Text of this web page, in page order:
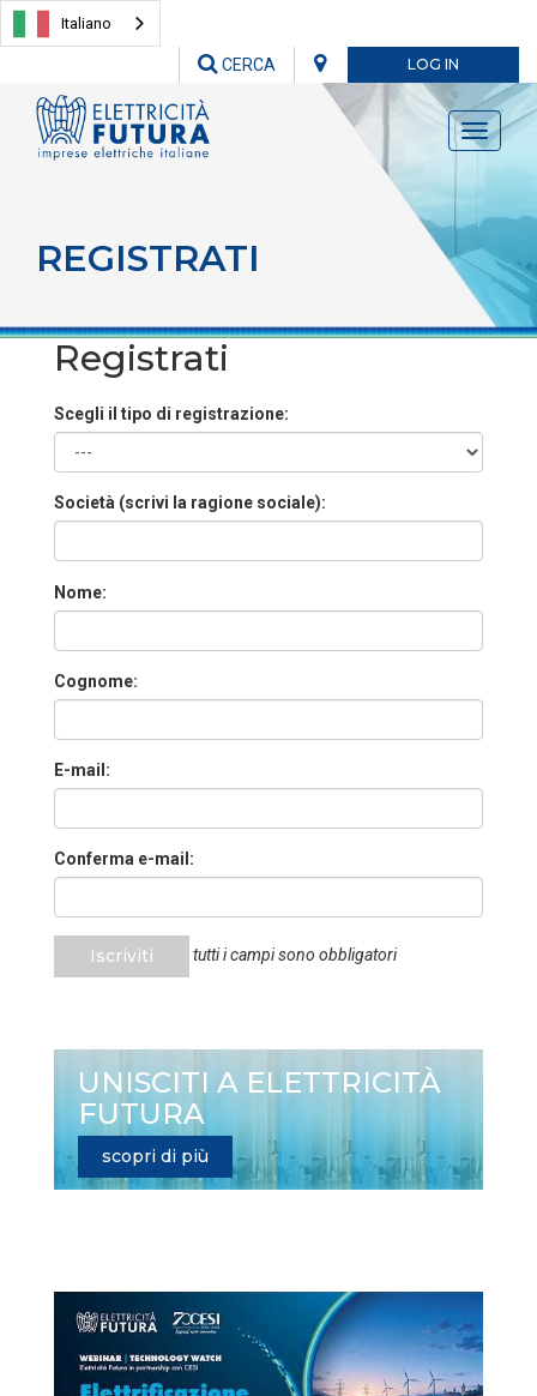
Italiano
LOG IN
CERCA
Toggle
REGISTRATI
Registrati
Scegli il tipo di registrazione:
Società (scrivi la ragione sociale):
Nome:
Cognome:
E-mail:
Conferma e-mail:
Iscriviti tutti i campi sono obbligatori
UNISCITI A ELETTRICITÀ
FUTURA
scopri di più